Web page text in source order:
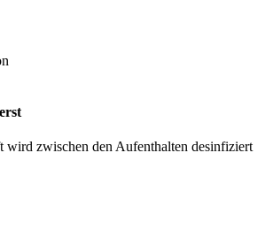
wird zwischen den Aufenthalten desinfiziert